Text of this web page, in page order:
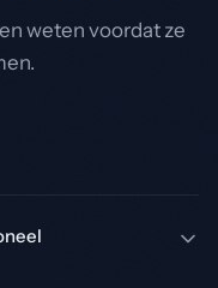
weten voordat ze